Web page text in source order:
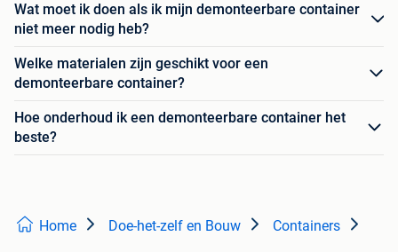
Wat moet ik doen als ik mijn demonteerbare container
niet meer nodig heb?
Welke materialen zijn geschikt voor een
demonteerbare container?
Hoe onderhoud ik een demonteerbare container het
beste?
Home Doe-het-zelf en Bouw Containers